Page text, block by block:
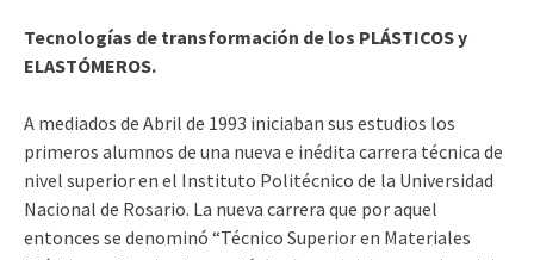
Tecnologías de transformación de los PLÁSTICOS y
ELASTÓMEROS.
A mediados de Abril de 1993 iniciaban sus estudios los
primeros alumnos de una nueva e inédita carrera técnica de
nivel superior en el Instituto Politécnico de la Universidad
Nacional de Rosario. La nueva carrera que por aquel
entonces se denominó “Técnico Superior en Materiales